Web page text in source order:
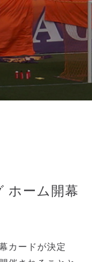
ホーム開幕
カードが決定